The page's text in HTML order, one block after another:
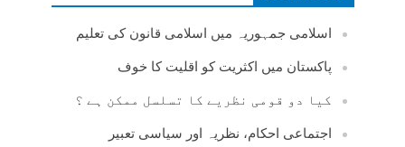
اسلامی جمہوریہ میں اسلامی قانون کی تعلیم
پاکستان میں اکثریت کو اقلیت کا خوف
کیا دو قومی نظریے کا تسلسل ممکن ہے ؟
اجتماعی احکام، نظریہ اور سیاسی تعبیر